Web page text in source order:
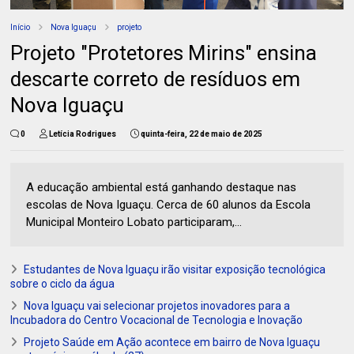
Início Nova Iguaçu projeto
Projeto "Protetores Mirins" ensina
descarte correto de resíduos em
Nova Iguaçu
0 Letícia Rodrigues quinta-feira, 22 de maio de 2025
A educação ambiental está ganhando destaque nas
escolas de Nova Iguaçu. Cerca de 60 alunos da Escola
Municipal Monteiro Lobato participaram,...
Estudantes de Nova Iguaçu irão visitar exposição tecnológica
sobre o ciclo da água
Nova Iguaçu vai selecionar projetos inovadores para a
Incubadora do Centro Vocacional de Tecnologia e Inovação
Projeto Saúde em Ação acontece em bairro de Nova Iguaçu